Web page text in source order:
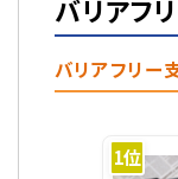
バリアフ
バリアフリー